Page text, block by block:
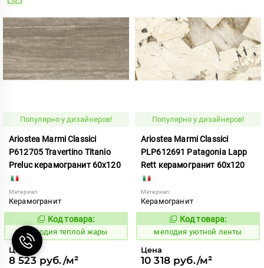
Популярно у дизайнеров!
Ariostea Marmi Classici
P612705 Travertino Titanio
Preluc керамогранит 60x120
Материал:
Керамогранит
965650
Код товара:
мелодия теплой жары
Цена
8 523 руб./м²
Популярно у дизайнеров!
Ariostea Marmi Classici
PLP612691 Patagonia Lapp
Rett керамогранит 60x120
Материал:
Керамогранит
966918
Код товара:
мелодия уютной ленты
Цена
10 318 руб./м²